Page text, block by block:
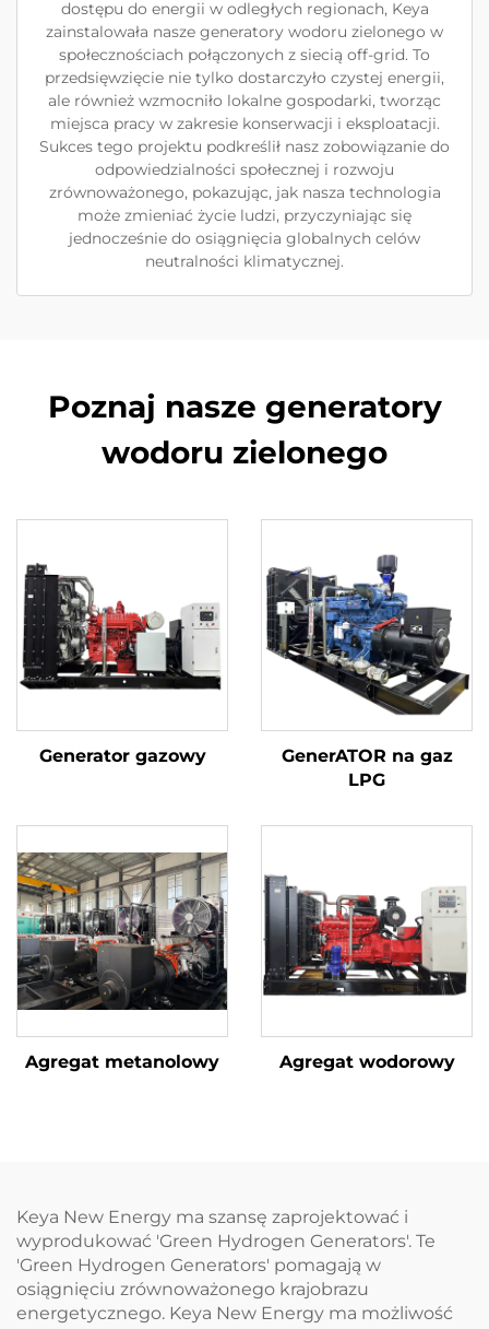
dostępu do energii w odległych regionach, Keya
zainstalowała nasze generatory wodoru zielonego w
społecznościach połączonych z siecią off-grid. To
przedsięwzięcie nie tylko dostarczyło czystej energii,
ale również wzmocniło lokalne gospodarki, tworząc
miejsca pracy w zakresie konserwacji i eksploatacji.
Sukces tego projektu podkreślił nasz zobowiązanie do
odpowiedzialności społecznej i rozwoju
zrównoważonego, pokazując, jak nasza technologia
może zmieniać życie ludzi, przyczyniając się
jednocześnie do osiągnięcia globalnych celów
neutralności klimatycznej.
Poznaj nasze generatory
wodoru zielonego
Generator gazowy
GenerATOR na gaz
LPG
Agregat metanolowy Agregat wodorowy
Keya New Energy ma szansę zaprojektować i
wyprodukować 'Green Hydrogen Generators'. Te
'Green Hydrogen Generators' pomagają w
osiągnięciu zrównoważonego krajobrazu
energetycznego. Keya New Energy ma możliwość